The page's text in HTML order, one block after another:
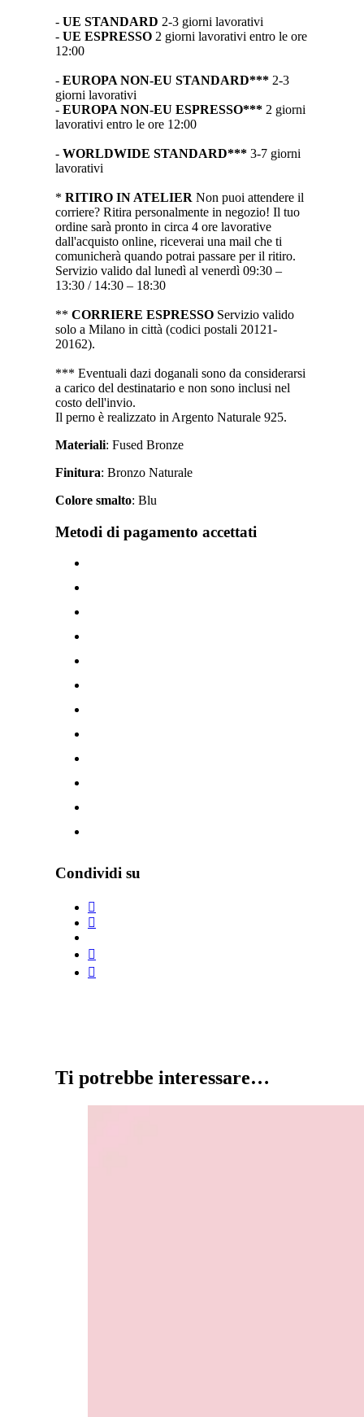
- UE STANDARD 2-3 giorni lavorativi
- UE ESPRESSO 2 giorni lavorativi entro le ore
12:00
- EUROPA NON-EU STANDARD*** 2-3
giorni lavorativi
- EUROPA NON-EU ESPRESSO*** 2 giorni
lavorativi entro le ore 12:00
- WORLDWIDE STANDARD*** 3-7 giorni
lavorativi
* RITIRO IN ATELIER Non puoi attendere il
corriere? Ritira personalmente in negozio! Il tuo
ordine sarà pronto in circa 4 ore lavorative
dall'acquisto online, riceverai una mail che ti
comunicherà quando potrai passare per il ritiro.
Servizio valido dal lunedì al venerdì 09:30 –
13:30 / 14:30 – 18:30
** CORRIERE ESPRESSO Servizio valido
solo a Milano in città (codici postali 20121-
20162).
*** Eventuali dazi doganali sono da considerarsi
a carico del destinatario e non sono inclusi nel
costo dell'invio.
Il perno è realizzato in Argento Naturale 925.
Materiali: Fused Bronze
Finitura: Bronzo Naturale
Colore smalto: Blu
Metodi di pagamento accettati
Condividi su
Ti potrebbe interessare…